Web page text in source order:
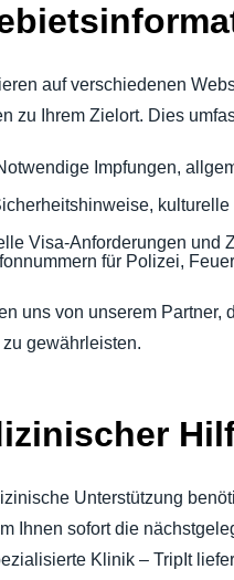
auf verschiedenen
zu Ihrem Zielort. Dies
Impfungen,
Visa-Anforderungen und
für Polizei,
uns von unserem
gewährleisten.
Unterstützung
Ihnen sofort die
Klinik – TripIt